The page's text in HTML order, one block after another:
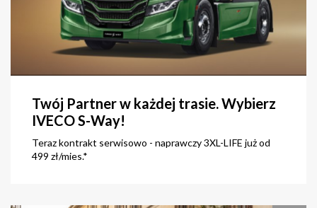
Twój Partner w każdej trasie. Wybierz
IVECO S-Way!
Teraz kontrakt serwisowo - naprawczy 3XL-LIFE już od
499 zł/mies.*